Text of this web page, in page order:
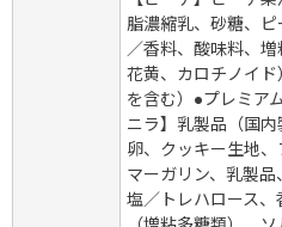
脂濃縮乳、砂糖、
／香料、酸味料、
花黄、カロチノイ
を含む）●プレミア
ニラ】乳製品（国
卵、クッキー生地、
マーガリン、乳製
塩／トレハロース、